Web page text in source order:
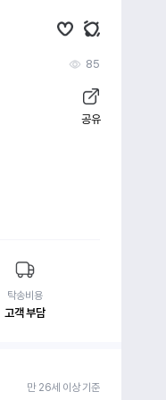
85
공유
탁송비용
고객 부담
만 26세 이상 기준